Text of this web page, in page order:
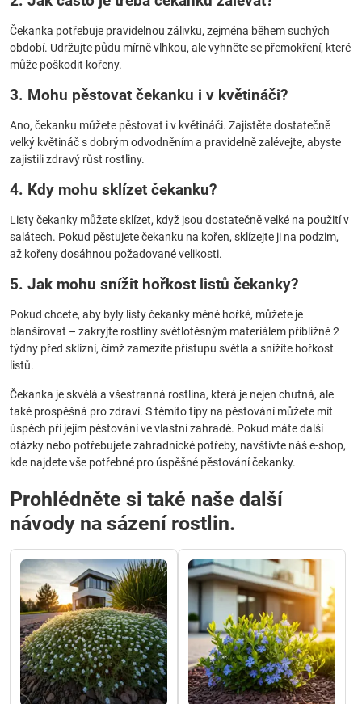
Čekanka potřebuje pravidelnou zálivku, zejména během suchých
období. Udržujte půdu mírně vlhkou, ale vyhněte se přemokření, které
může poškodit kořeny.
3. Mohu pěstovat čekanku i v květináči?
Ano, čekanku můžete pěstovat i v květináči. Zajistěte dostatečně
velký květináč s dobrým odvodněním a pravidelně zalévejte, abyste
zajistili zdravý růst rostliny.
4. Kdy mohu sklízet čekanku?
Listy čekanky můžete sklízet, když jsou dostatečně velké na použití v
salátech. Pokud pěstujete čekanku na kořen, sklízejte ji na podzim,
až kořeny dosáhnou požadované velikosti.
5. Jak mohu snížit hořkost listů čekanky?
Pokud chcete, aby byly listy čekanky méně hořké, můžete je
blanšírovat – zakryjte rostliny světlotěsným materiálem přibližně 2
týdny před sklizní, čímž zamezíte přístupu světla a snížíte hořkost
listů.
Čekanka je skvělá a všestranná rostlina, která je nejen chutná, ale
také prospěšná pro zdraví. S těmito tipy na pěstování můžete mít
úspěch při jejím pěstování ve vlastní zahradě. Pokud máte další
otázky nebo potřebujete zahradnické potřeby, navštivte náš e-shop,
kde najdete vše potřebné pro úspěšné pěstování čekanky.
Prohlédněte si také naše další
návody na sázení rostlin.